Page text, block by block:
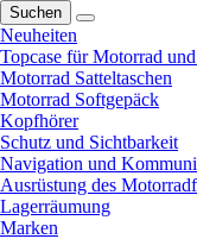
Suchen
Neuheiten
Topcase für Motorrad
Motorrad Satteltaschen
Motorrad Softgepäck
Kopfhörer
Schutz und Sichtbarkeit
Navigation und
Ausrüstung des
Lagerräumung
Marken